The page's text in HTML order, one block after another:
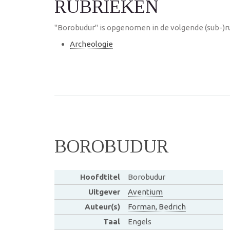
RUBRIEKEN
"Borobudur" is opgenomen in de volgende (sub-
Archeologie
BOROBUDUR
Hoofdtitel
Borobudur
Uitgever
Aventium
Auteur(s)
Forman, Bedrich
Taal
Engels